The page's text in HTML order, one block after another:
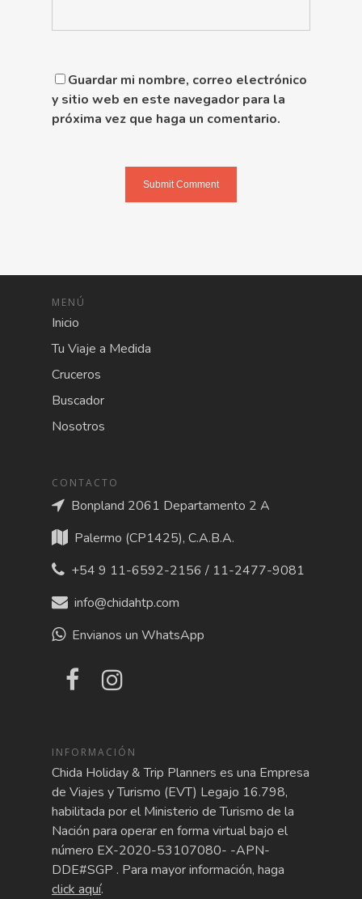
Guardar mi nombre, correo electrónico
y sitio web en este navegador para la
próxima vez que haga un comentario.
MENÚ
Inicio
Tu Viaje a Medida
Cruceros
Buscador
Nosotros
CONTACTO
Bonpland 2061 Departamento 2 A
Palermo (CP1425), C.A.B.A.
+54 9 11-6592-2156 / 11-2477-9081
info@chidahtp.com
Envianos un WhatsApp
INFORMACIÓN
Chida Holiday & Trip Planners es una Empresa
de Viajes y Turismo (EVT) Legajo 16.798,
habilitada por el Ministerio de Turismo de la
Nación para operar en forma virtual bajo el
número EX-2020-53107080- -APN-
DDE#SGP . Para mayor información, haga
click aquí.